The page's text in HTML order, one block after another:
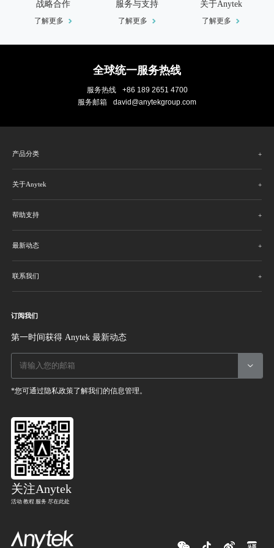
战略合作
了解更多
服务与支持
了解更多
关于Anytek
了解更多
全球统一服务热线
服务热线
+86 189 2651 4700
服务邮箱
david@anytekgroup.com
产品分类
关于Anytek
帮助支持
最新动态
联系我们
订阅我们
第一时间获得 Anytek 最新动态

*您可通过隐私政策了解我们的信息管理。
关注Anytek
活动 教程 服务 尽在此处